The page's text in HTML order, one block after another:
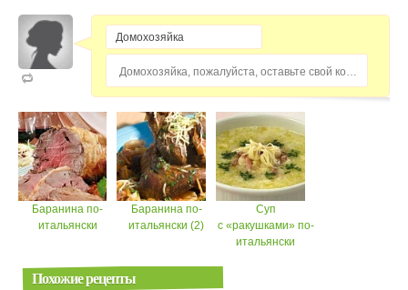
Домохозяйка, пожалуйста, оставьте свой комментарий...
Баранина по-
итальянски
Баранина по-
итальянски (2)
Суп
с «ракушками» по-
итальянски
Похожие рецепты